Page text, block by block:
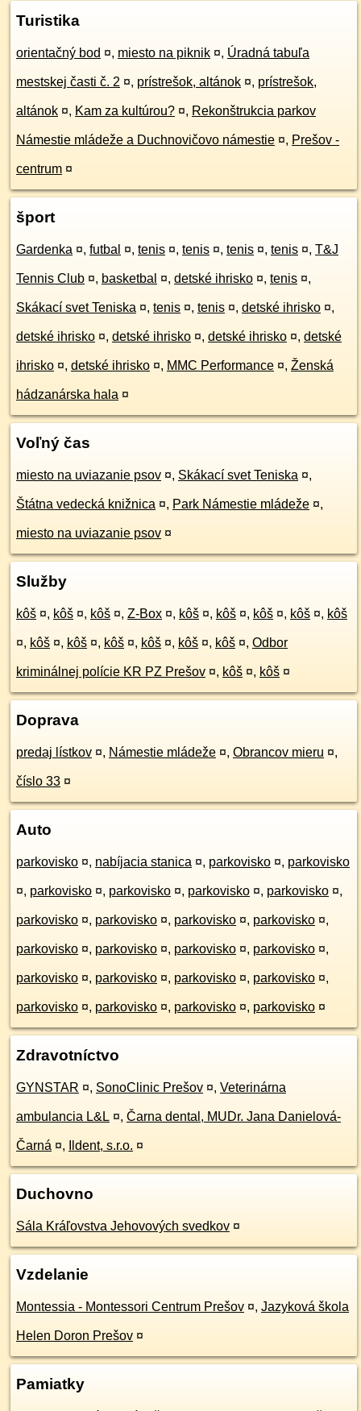
Turistika
orientačný bod ¤, miesto na piknik ¤, Úradná tabuľa
mestskej časti č. 2 ¤, prístrešok, altánok ¤, prístrešok,
altánok ¤, Kam za kultúrou? ¤, Rekonštrukcia parkov
Námestie mládeže a Duchnovičovo námestie ¤, Prešov -
centrum ¤
šport
Gardenka ¤, futbal ¤, tenis ¤, tenis ¤, tenis ¤, tenis ¤, T&J
Tennis Club ¤, basketbal ¤, detské ihrisko ¤, tenis ¤,
Skákací svet Teniska ¤, tenis ¤, tenis ¤, detské ihrisko ¤,
detské ihrisko ¤, detské ihrisko ¤, detské ihrisko ¤, detské
ihrisko ¤, detské ihrisko ¤, MMC Performance ¤, Ženská
hádzanárska hala ¤
Voľný čas
miesto na uviazanie psov ¤, Skákací svet Teniska ¤,
Štátna vedecká knižnica ¤, Park Námestie mládeže ¤,
miesto na uviazanie psov ¤
Služby
kôš ¤, kôš ¤, kôš ¤, Z-Box ¤, kôš ¤, kôš ¤, kôš ¤, kôš ¤, kôš
¤, kôš ¤, kôš ¤, kôš ¤, kôš ¤, kôš ¤, kôš ¤, Odbor
kriminálnej polície KR PZ Prešov ¤, kôš ¤, kôš ¤
Doprava
predaj lístkov ¤, Námestie mládeže ¤, Obrancov mieru ¤,
číslo 33 ¤
Auto
parkovisko ¤, nabíjacia stanica ¤, parkovisko ¤, parkovisko
¤, parkovisko ¤, parkovisko ¤, parkovisko ¤, parkovisko ¤,
parkovisko ¤, parkovisko ¤, parkovisko ¤, parkovisko ¤,
parkovisko ¤, parkovisko ¤, parkovisko ¤, parkovisko ¤,
parkovisko ¤, parkovisko ¤, parkovisko ¤, parkovisko ¤,
parkovisko ¤, parkovisko ¤, parkovisko ¤, parkovisko ¤
Zdravotníctvo
GYNSTAR ¤, SonoClinic Prešov ¤, Veterinárna
ambulancia L&L ¤, Čarna dental, MUDr. Jana Danielová-
Čarná ¤, Ildent, s.r.o. ¤
Duchovno
Sála Kráľovstva Jehovových svedkov ¤
Vzdelanie
Montessia - Montessori Centrum Prešov ¤, Jazyková škola
Helen Doron Prešov ¤
Pamiatky